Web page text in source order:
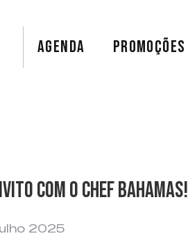
AGENDA PROMOÇÕES
com o Chef Bahamas!
2025